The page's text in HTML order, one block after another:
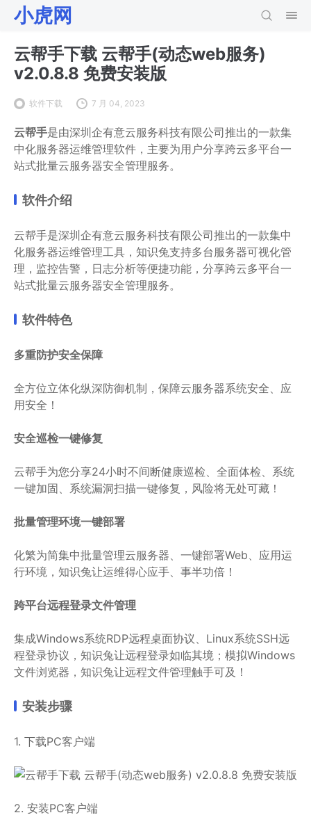
小虎网
云帮手下载 云帮手(动态web服务)
v2.0.8.8 免费安装版
软件下载 7 月 04, 2023
云帮手是由深圳企有意云服务科技有限公司推出的一款集
中化服务器运维管理软件，主要为用户分享跨云多平台一
站式批量云服务器安全管理服务。
软件介绍
云帮手是深圳企有意云服务科技有限公司推出的一款集中
化服务器运维管理工具，知识兔支持多台服务器可视化管
理，监控告警，日志分析等便捷功能，分享跨云多平台一
站式批量云服务器安全管理服务。
软件特色
多重防护安全保障
全方位立体化纵深防御机制，保障云服务器系统安全、应
用安全！
安全巡检一键修复
云帮手为您分享24小时不间断健康巡检、全面体检、系统
一键加固、系统漏洞扫描一键修复，风险将无处可藏！
批量管理环境一键部署
化繁为简集中批量管理云服务器、一键部署Web、应用运
行环境，知识兔让运维得心应手、事半功倍！
跨平台远程登录文件管理
集成Windows系统RDP远程桌面协议、Linux系统SSH远
程登录协议，知识兔让远程登录如临其境；模拟Windows
文件浏览器，知识兔让远程文件管理触手可及！
安装步骤
1. 下载PC客户端
2. 安装PC客户端